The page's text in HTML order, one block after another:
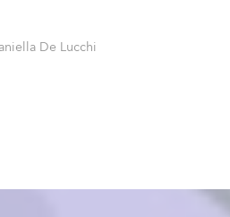
De Lucchi